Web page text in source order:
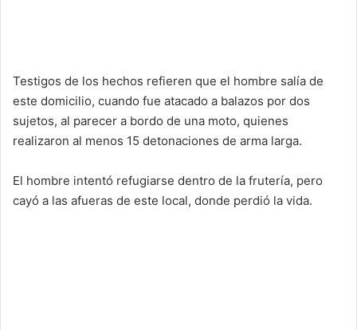
Testigos de los hechos refieren que el hombre salía de
este domicilio, cuando fue atacado a balazos por dos
sujetos, al parecer a bordo de una moto, quienes
realizaron al menos 15 detonaciones de arma larga.
El hombre intentó refugiarse dentro de la frutería, pero
cayó a las afueras de este local, donde perdió la vida.